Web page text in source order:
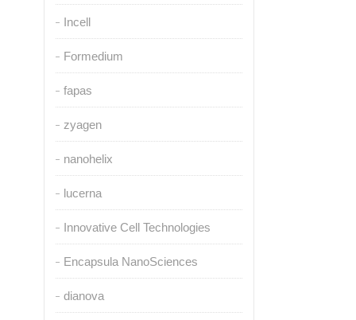
Incell
Formedium
fapas
zyagen
nanohelix
lucerna
Innovative Cell Technologies
Encapsula NanoSciences
dianova